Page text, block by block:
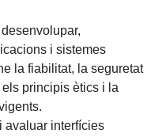
i sistemes
la fiabilitat, la seguretat
principis ètics i la
avaluar interfícies